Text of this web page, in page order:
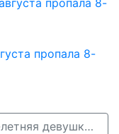
пропала 8-
17-летняя девушка ушла из дома и пропала в Нижнем Новгороде →